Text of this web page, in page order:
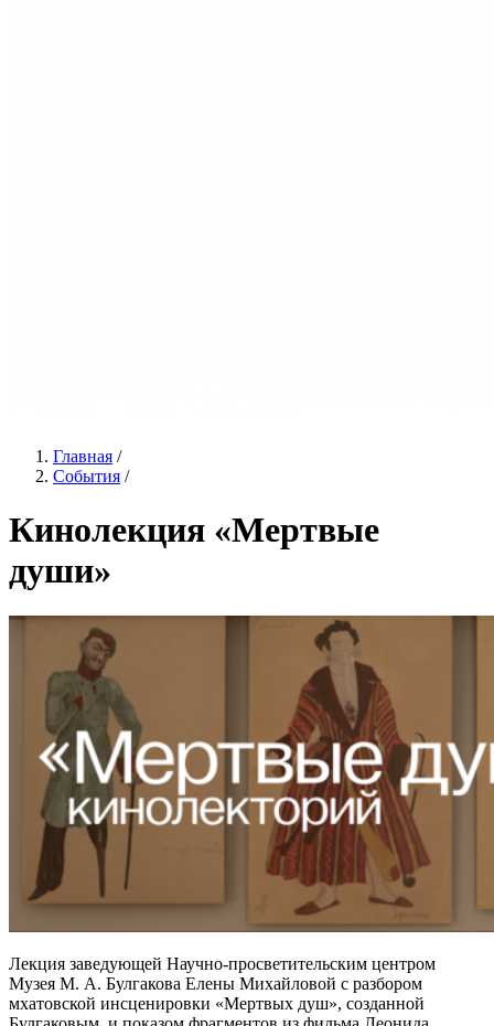
Главная /
События /
Кинолекция «Мертвые
души»
Лекция заведующей Научно‑просветительским центром
Музея М. А. Булгакова Елены Михайловой с разбором
мхатовской инсценировки «Мертвых душ», созданной